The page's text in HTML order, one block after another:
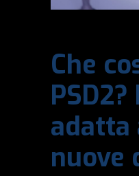
Che
adatta
nuove